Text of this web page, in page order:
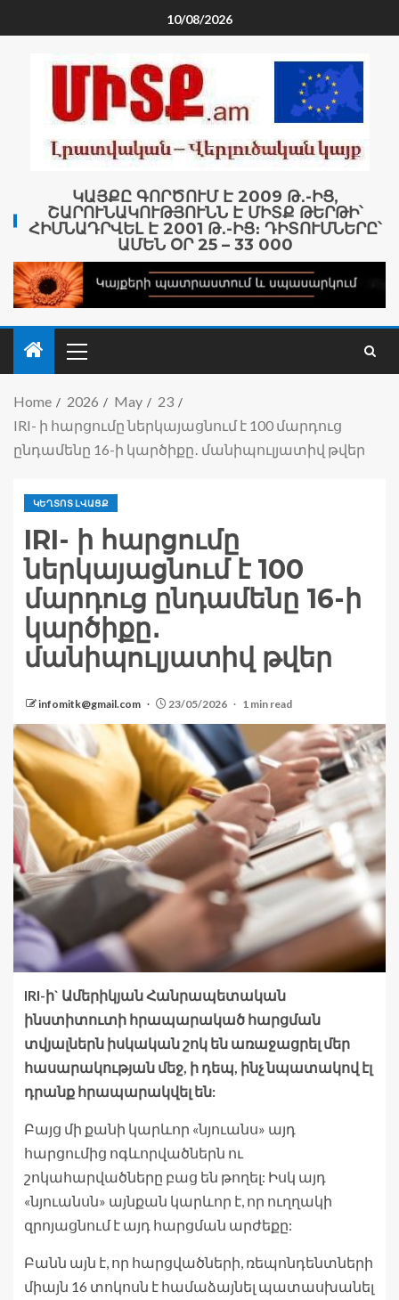
10/08/2026
ԿԱՅՔԸ ԳՈՐԾՈՒՄ Է 2009 Թ․-ԻՑ,
ՇԱՐՈՒՆԱԿՈՒԹՅՈՒՆՆ Է ՄԻՏՔ ԹԵՐԹԻ՝
ՀԻՄՆԱԴՐՎԵԼ Է 2001 Թ․-ԻՑ։ ԴԻՏՈՒՄՆԵՐԸ՝
ԱՄԵՆ ՕՐ 25 – 33 000
Home 2026 May
23
IRI- ի հարցումը ներկայացնում է 100 մարդուց
ընդամենը 16-ի կարծիքը․ մանիպուլյատիվ թվեր
ԿԵՂՏՈՏ ԼՎԱՑՔ
IRI- ի հարցումը
ներկայացնում է 100
մարդուց ընդամենը 16-ի
կարծիքը․
մանիպուլյատիվ թվեր
infomitk@gmail.com 23/05/2026 1 min read
IRI-ի` Ամերիկյան Հանրապետական
ինստիտուտի հրապարակած հարցման
տվյալներն իսկական շոկ են առաջացրել մեր
հասարակության մեջ, ի դեպ, ինչ նպատակով էլ
դրանք հրապարակվել են:
Բայց մի քանի կարևոր «նյուանս» այդ
հարցումից ոգևորվածներն ու
շոկահարվածները բաց են թողել: Իսկ այդ
«նյուանսն» այնքան կարևոր է, որ ուղղակի
զրոյացնում է այդ հարցման արժեքը:
Բանն այն է, որ հարցվածների, ռեպոնդենտների
միայն 16 տոկոսն է համաձայնել պատասխանել